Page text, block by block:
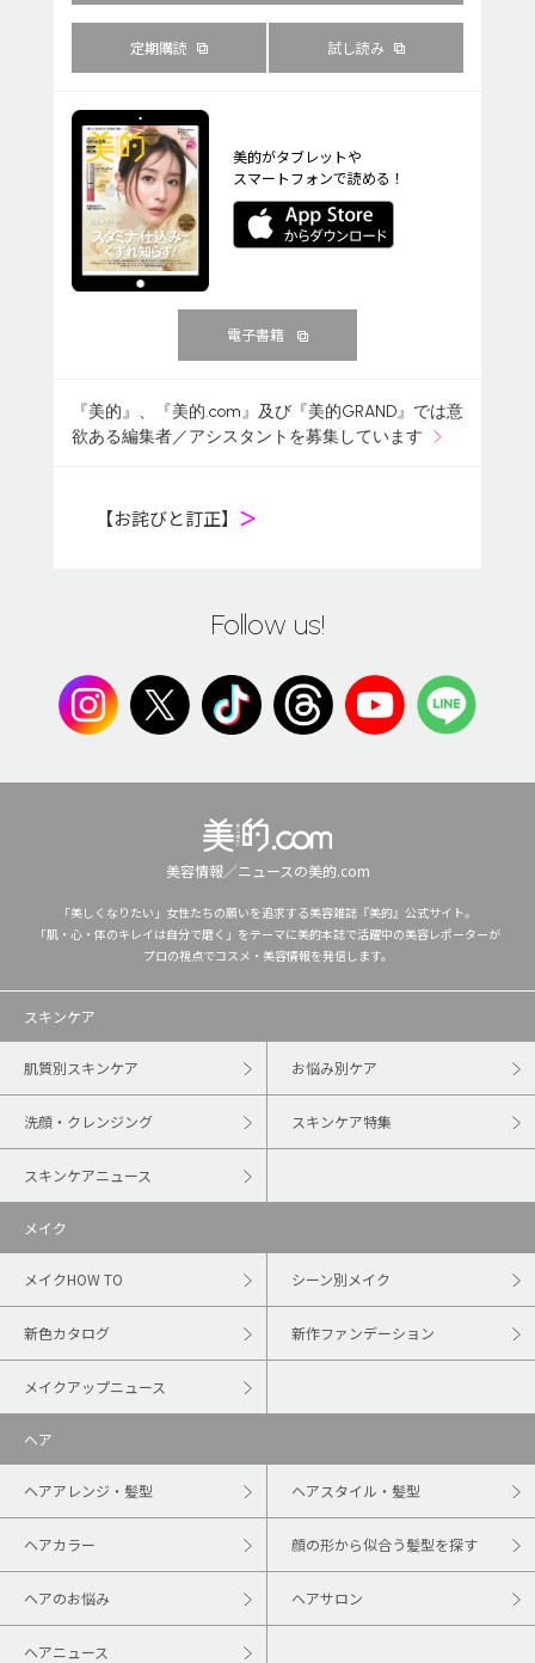
定期購読 試し読み
美的がタブレットや
スマートフォンで読める！
電子書籍
『美的』、『美的.com』及び『美的GRAND』では意
欲ある編集者／アシスタントを募集しています
【お詫びと訂正】 ＞
Follow us!
美容情報／ニュースの美的.com
「美しくなりたい」女性たちの願いを追求する美容雑誌『美的』公式サイト。
「肌・心・体のキレイは自分で磨く」をテーマに美的本誌で活躍中の美容レポーターが
プロの視点でコスメ・美容情報を発信します。
スキンケア
肌質別スキンケア お悩み別ケア
洗顔・クレンジング スキンケア特集
スキンケアニュース
メイク
メイクHOW TO シーン別メイク
新色カタログ 新作ファンデーション
メイクアップニュース
ヘア
ヘアアレンジ・髪型 ヘアスタイル・髪型
ヘアカラー 顔の形から似合う髪型を探す
ヘアのお悩み ヘアサロン
ヘアニュース